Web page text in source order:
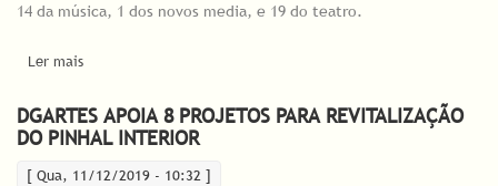
14 da música, 1 dos novos media, e 19 do teatro.
Ler mais
Desenvolvimento de Públicos
DGARTES APOIA 8 PROJETOS PARA REVITALIZAÇÃO
DO PINHAL INTERIOR
[ Qua, 11/12/2019 - 10:32 ]